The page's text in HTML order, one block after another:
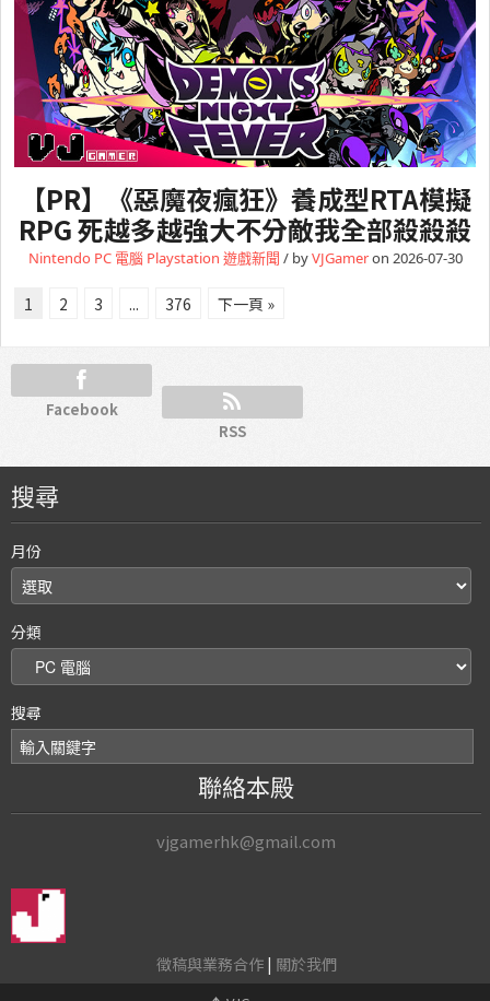
【PR】《惡魔夜瘋狂》養成型RTA模擬
RPG 死越多越強大不分敵我全部殺殺殺
Nintendo PC 電腦 Playstation 遊戲新聞 / byVJGameron 2026-07-30
1 2 3 ... 376 下一頁 »
Facebook
RSS
搜尋
月份
分類
搜尋
聯絡本殿
vjgamerhk@gmail.com
徵稿與業務合作| 關於我們